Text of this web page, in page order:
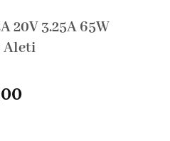
20V 3.25A 65W
Aleti
Şuandaki